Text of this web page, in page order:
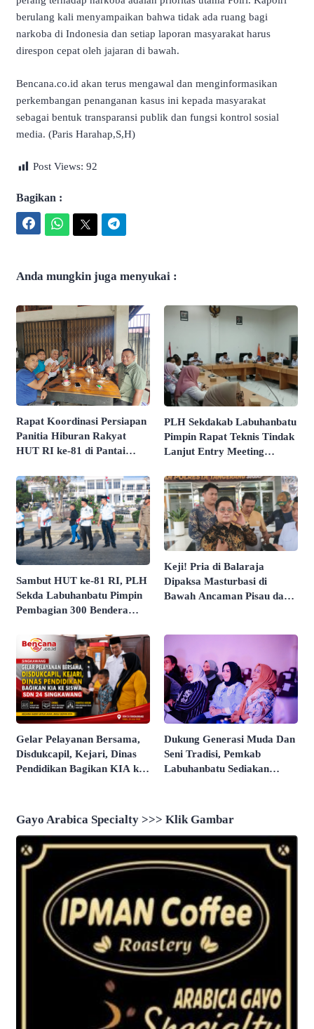
berulang kali menyampaikan bahwa tidak ada ruang bagi
narkoba di Indonesia dan setiap laporan masyarakat harus
direspon cepat oleh jajaran di bawah.
Bencana.co.id akan terus mengawal dan menginformasikan
perkembangan penanganan kasus ini kepada masyarakat
sebagai bentuk transparansi publik dan fungsi kontrol sosial
media. (Paris Harahap,S,H)
Post Views: 92
Bagikan :
Anda mungkin juga menyukai :
Rapat Koordinasi Persiapan
Panitia Hiburan Rakyat
HUT RI ke-81 di Pantai
Dimatangkan
PLH Sekdakab Labuhanbatu
Pimpin Rapat Teknis Tindak
Lanjut Entry Meeting
Pelayanan Publik Oleh
Ombudsman RI Tahun 2026
Sambut HUT ke-81 RI, PLH
Sekda Labuhanbatu Pimpin
Pembagian 300 Bendera
Keji! Pria di Balaraja
Dipaksa Masturbasi di
Bawah Ancaman Pisau dan
Gelar Pelayanan Bersama,
Disdukcapil, Kejari, Dinas
Pendidikan Bagikan KIA ke
Dukung Generasi Muda Dan
Seni Tradisi, Pemkab
Labuhanbatu Sediakan
Gayo Arabica Specialty >>> Klik Gambar